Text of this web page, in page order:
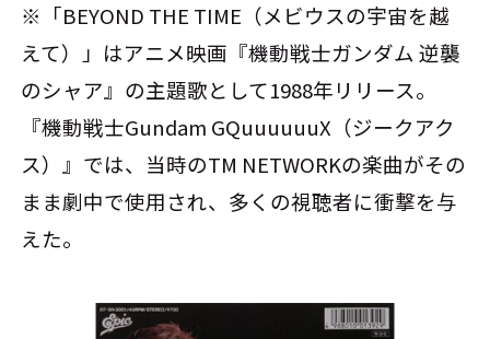
※「BEYOND THE TIME（メビウスの宇宙を越
えて）」はアニメ映画『機動戦士ガンダム 逆襲
のシャア』の主題歌として1988年リリース。
『機動戦士Gundam GQuuuuuuX（ジークアク
ス）』では、当時のTM NETWORKの楽曲がその
まま劇中で使用され、多くの視聴者に衝撃を与
えた。